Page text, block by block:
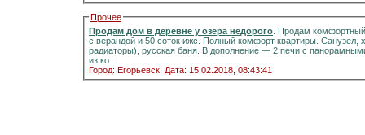
Прочее
Продам дом в деревне у озера недорого . Продам комфортный
с верандой и 50 соток ижс. Полный комфорт квартиры. Санузел, холодная и горячая вода,
радиаторы), русская баня. В дополнение — 2 печи с панорамными стёклами.Информация на портале домиклайт.Вода
из ко...
Город: Егорьевск; Дата: 15.02.2018, 08:43:41